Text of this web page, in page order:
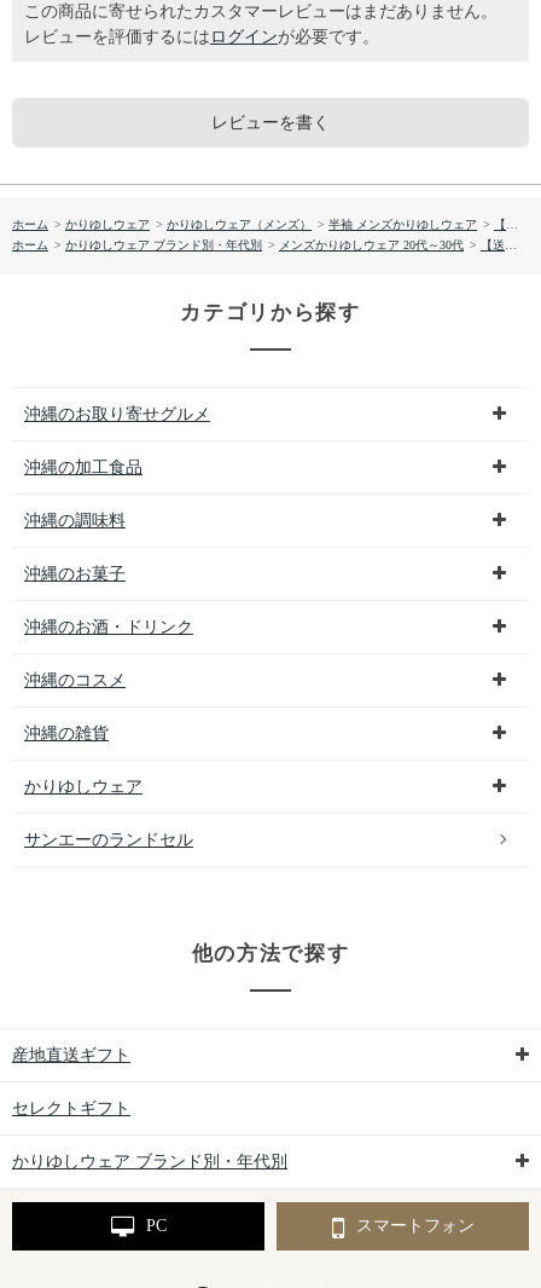
この商品に寄せられたカスタマーレビューはまだありません。
レビューを評価するには ログインが必要です。
レビューを書く
ホーム > かりゆしウェア > かりゆしウェア（メンズ） > 半袖 メンズかりゆしウェア >
【送料無料】首里城全景図 かりゆしウェア GEM02013H
ホーム > かりゆしウェア ブランド別・年代別 > メンズかりゆしウェア 20代～30代 > 【送料無料】首里城全景図 かりゆしウェア GEM02013H
カテゴリから探す
沖縄のお取り寄せグルメ
沖縄の加工食品
沖縄の調味料
沖縄のお菓子
沖縄のお酒・ドリンク
沖縄のコスメ
沖縄の雑貨
かりゆしウェア
サンエーのランドセル
他の方法で探す
産地直送ギフト
セレクトギフト
かりゆしウェア ブランド別・年代別
PC スマートフォン